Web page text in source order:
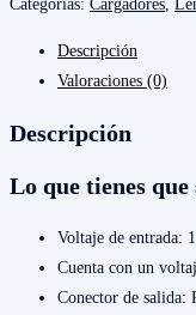
rectangular
cantidad
Categorías: Cargadores,
Descripción
Valoraciones (0)
Descripción
Lo que tienes
Voltaje de entrada:
Cuenta con un
Conector de salida: